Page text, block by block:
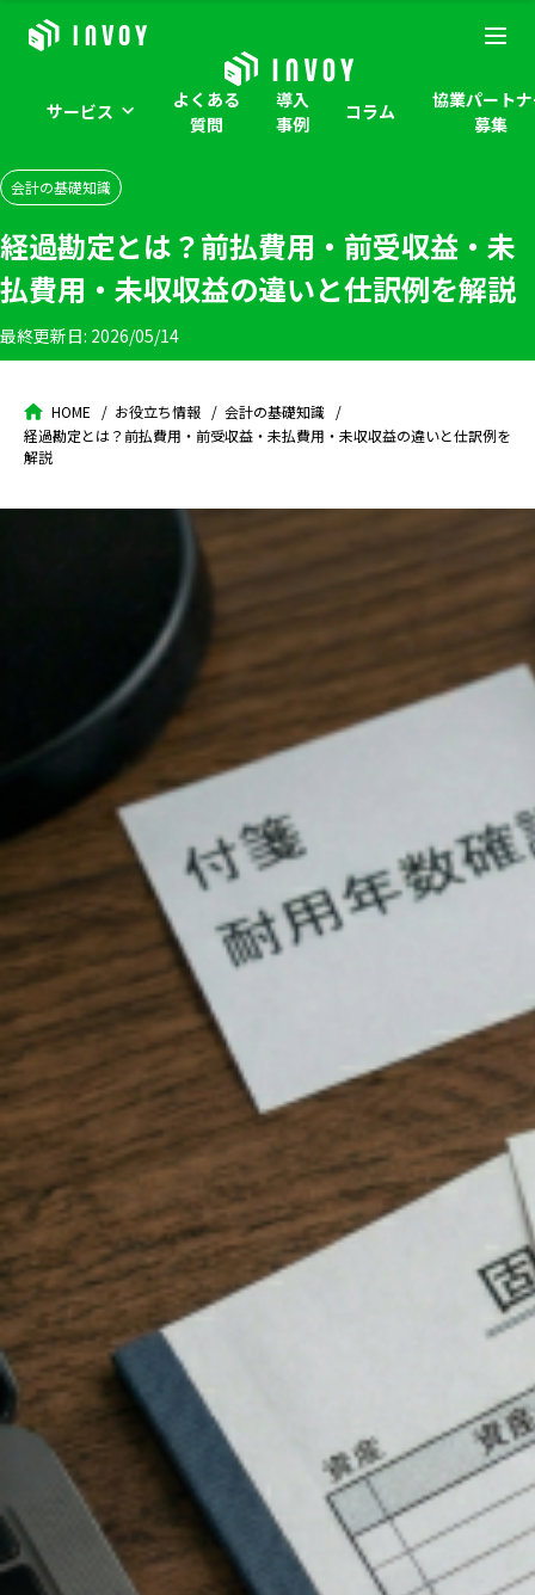
サービス
よくある
質問
導入
事例
コラム
協業パート
募集
会計の基礎知識
経過勘定とは？前払費用・前受収益・未
払費用・未収収益の違いと仕訳例を解説
最終更新日: 2026/05/14
HOME お役立ち情報
会計の基礎知識
経過勘定とは？前払費用・前受収益・未払費用・未収収益の違いと仕訳例を
解説